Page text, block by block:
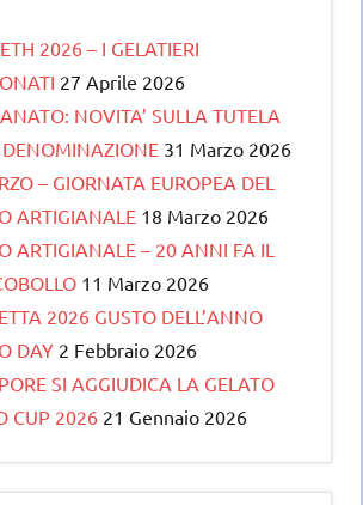
2026 – I GELATIERI
27 Aprile 2026
NOVITA’ SULLA TUTELA
DENOMINAZIONE 31 Marzo 2026
– GIORNATA EUROPEA DEL
ARTIGIANALE 18 Marzo 2026
ARTIGIANALE – 20 ANNI FA IL
11 Marzo 2026
2026 GUSTO DELL’ANNO
DAY 2 Febbraio 2026
SI AGGIUDICA LA GELATO
CUP 2026 21 Gennaio 2026